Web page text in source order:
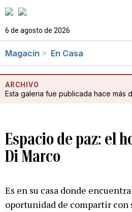
6 de agosto de 2026
Magacín En Casa
ARCHIVO
Esta galeria fue publicada hace más
Espacio de paz: el
Di Marco
Es en su casa donde
oportunidad de compartir con